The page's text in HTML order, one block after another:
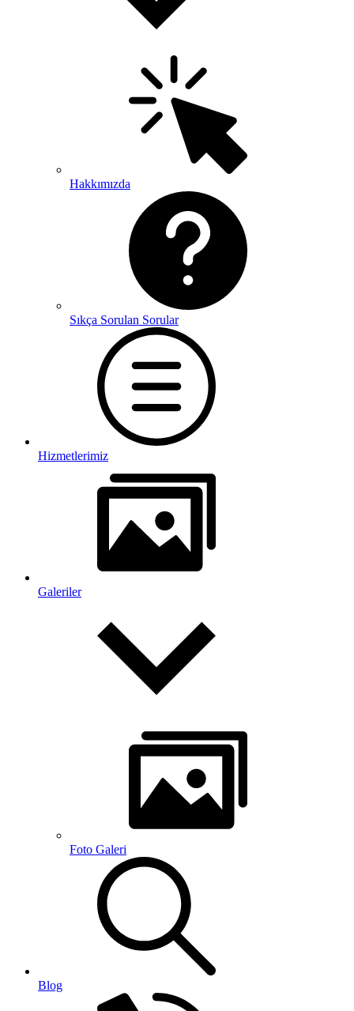
Hakkımızda
Sıkça Sorulan Sorular
Hizmetlerimiz
Galeriler
Foto Galeri
Blog